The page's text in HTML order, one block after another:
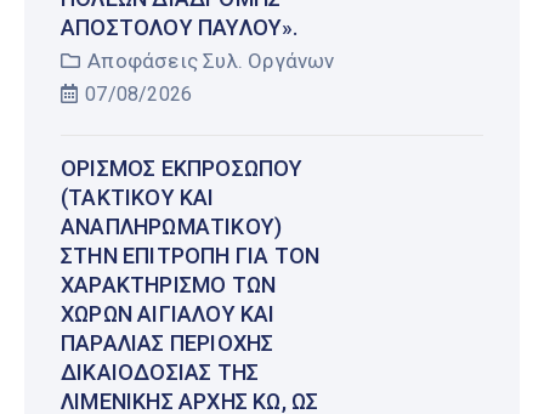
ΑΠΟΣΤΌΛΟΥ ΠΑΎΛΟΥ».
Αποφάσεις Συλ. Οργάνων
07/08/2026
ΟΡΙΣΜΌΣ ΕΚΠΡΟΣΏΠΟΥ
(ΤΑΚΤΙΚΟΎ ΚΑΙ
ΑΝΑΠΛΗΡΩΜΑΤΙΚΟΎ)
ΣΤΗΝ ΕΠΙΤΡΟΠΉ ΓΙΑ ΤΟΝ
ΧΑΡΑΚΤΗΡΙΣΜΌ ΤΩΝ
ΧΏΡΩΝ ΑΙΓΙΑΛΟΎ ΚΑΙ
ΠΑΡΑΛΊΑΣ ΠΕΡΙΟΧΉΣ
ΔΙΚΑΙΟΔΟΣΊΑΣ ΤΗΣ
ΛΙΜΕΝΙΚΉΣ ΑΡΧΉΣ ΚΩ, ΩΣ